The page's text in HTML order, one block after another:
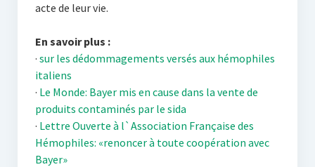
acte de leur vie.
En savoir plus :
· sur les dédommagements versés aux hémophiles
italiens
· Le Monde: Bayer mis en cause dans la vente de
produits contaminés par le sida
· Lettre Ouverte à l`Association Française des
Hémophiles: «renoncer à toute coopération avec
Bayer»